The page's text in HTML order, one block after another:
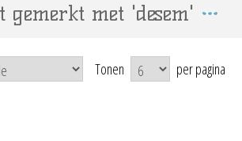
gemerkt met 'desem'
Tonen per pagina